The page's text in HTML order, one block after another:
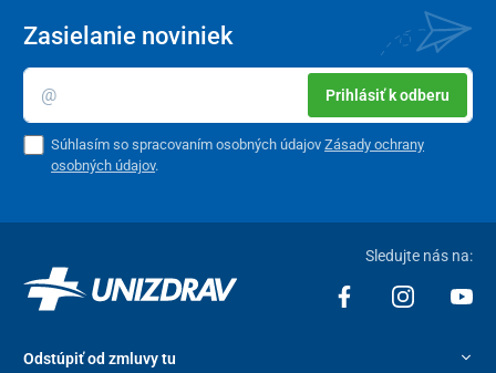
Zasielanie noviniek
Prihlásiť k odberu
Súhlasím so spracovaním osobných údajovZásady ochrany
osobných údajov.
Sledujte nás na:
Odstúpiť od zmluvy tu